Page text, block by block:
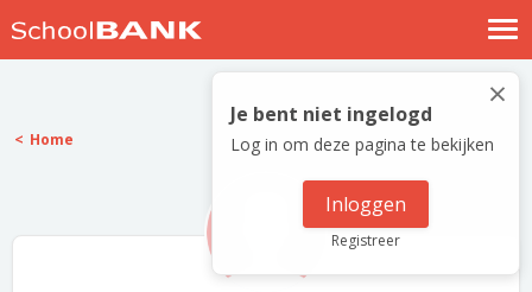
Nostalgische verhalen
Log in
Meld je gratis aan
×
Je bent niet ingelogd
Log in om deze pagina te bekijken
Inloggen
Registreer
Home